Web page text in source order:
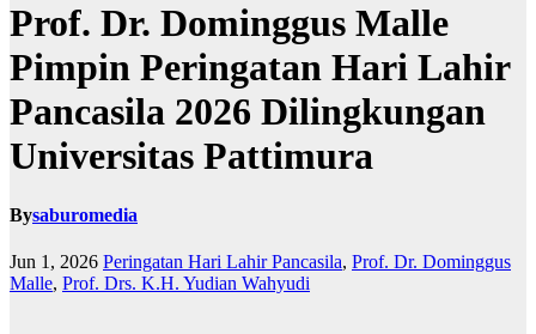
Prof. Dr. Dominggus Malle
Pimpin Peringatan Hari Lahir
Pancasila 2026 Dilingkungan
Universitas Pattimura
Bysaburomedia
Jun 1, 2026 Peringatan Hari Lahir Pancasila, Prof. Dr. Dominggus
Malle, Prof. Drs. K.H. Yudian Wahyudi